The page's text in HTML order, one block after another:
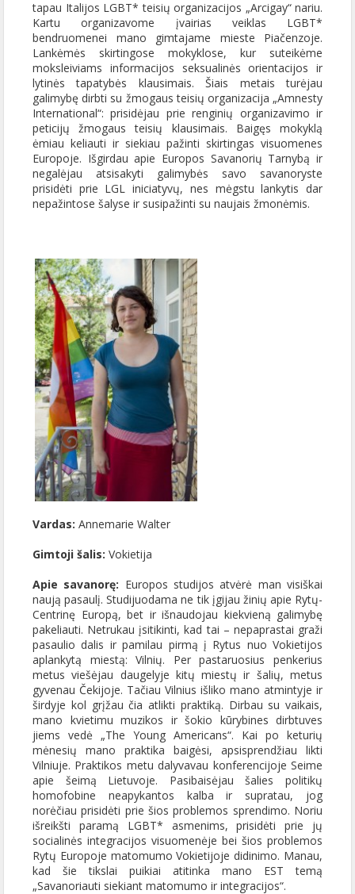
tapau Italijos LGBT* teisių organizacijos „Arcigay“ nariu.
Kartu organizavome įvairias veiklas LGBT*
bendruomenei mano gimtajame mieste Piačenzoje.
Lankėmės skirtingose mokyklose, kur suteikėme
moksleiviams informacijos seksualinės orientacijos ir
lytinės tapatybės klausimais. Šiais metais turėjau
galimybę dirbti su žmogaus teisių organizacija „Amnesty
International“: prisidėjau prie renginių organizavimo ir
peticijų žmogaus teisių klausimais. Baigęs mokyklą
ėmiau keliauti ir siekiau pažinti skirtingas visuomenes
Europoje. Išgirdau apie Europos Savanorių Tarnybą ir
negalėjau atsisakyti galimybės savo savanoryste
prisidėti prie LGL iniciatyvų, nes mėgstu lankytis dar
nepažintose šalyse ir susipažinti su naujais žmonėmis.
Vardas: Annemarie Walter
Gimtoji šalis: Vokietija
Apie savanorę: Europos studijos atvėrė man visiškai
naują pasaulį. Studijuodama ne tik įgijau žinių apie Rytų-
Centrinę Europą, bet ir išnaudojau kiekvieną galimybę
pakeliauti. Netrukau įsitikinti, kad tai – nepaprastai graži
pasaulio dalis ir pamilau pirmą į Rytus nuo Vokietijos
aplankytą miestą: Vilnių. Per pastaruosius penkerius
metus viešėjau daugelyje kitų miestų ir šalių, metus
gyvenau Čekijoje. Tačiau Vilnius išliko mano atmintyje ir
širdyje kol grįžau čia atlikti praktiką. Dirbau su vaikais,
mano kvietimu muzikos ir šokio kūrybines dirbtuves
jiems vedė „The Young Americans“. Kai po keturių
mėnesių mano praktika baigėsi, apsisprendžiau likti
Vilniuje. Praktikos metu dalyvavau konferencijoje Seime
apie šeimą Lietuvoje. Pasibaisėjau šalies politikų
homofobine neapykantos kalba ir supratau, jog
norėčiau prisidėti prie šios problemos sprendimo. Noriu
išreikšti paramą LGBT* asmenims, prisidėti prie jų
socialinės integracijos visuomenėje bei šios problemos
Rytų Europoje matomumo Vokietijoje didinimo. Manau,
kad šie tikslai puikiai atitinka mano EST temą
„Savanoriauti siekiant matomumo ir integracijos“.